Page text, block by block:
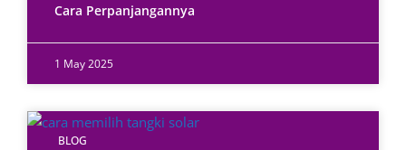
Cara Perpanjangannya
1 May 2025
BLOG